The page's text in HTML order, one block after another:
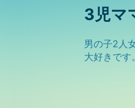
3児マ
男の子2人
大好きです